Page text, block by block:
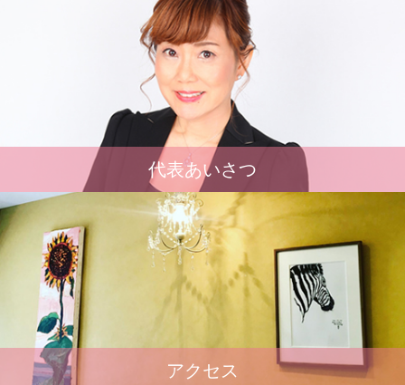
代表あいさつ
アクセス